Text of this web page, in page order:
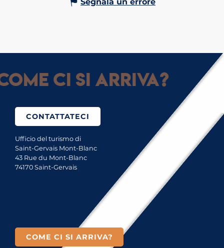
Segnala un errore
ci si arriva?
CONTATTATECI
Ufficio del turismo di
Saint-Gervais Mont-Blanc
43 Rue du Mont-Blanc
74170 Saint-Gervais
COME CI SI ARRIVA?